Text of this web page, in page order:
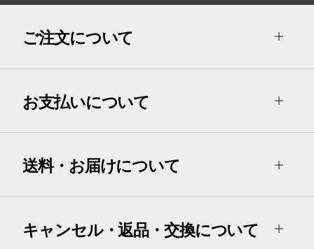
ご注文について
お支払いについて
送料・お届けについて
キャンセル・返品・交換について